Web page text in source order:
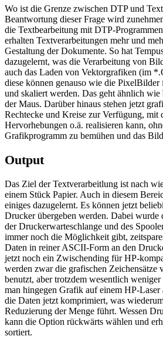
Wo ist die Grenze zwischen DTP und
Beantwortung dieser Frage wird
die Textbearbeitung mit DTP-
erhalten Textverarbeitungen mehr und
Gestaltung der Dokumente. So hat
dazugelernt, was die Verarbeitung von
auch das Laden von Vektorgrafiken (im
diese können genauso wie die PixelBilder
und skaliert werden. Das geht ähnlich
der Maus. Darüber hinaus stehen jetzt
Rechtecke und Kreise zur Verfügung, mit
Hervorhebungen o.ä. realisieren kann,
Grafikprogramm zu bemühen und das
Output
Das Ziel der Textverarbeitlung ist nach
einem Stück Papier. Auch in diesem
einiges dazugelernt. Es können jetzt
Drucker übergeben werden. Dabei wurde
der Druckerwarteschlange und des
immer noch die Möglichkeit gibt,
Daten in reiner ASCII-Form an den
jetzt noch ein Zwischending für HP-
werden zwar die grafischen Zeichensätze
benutzt, aber trotzdem wesentlich
man hingegen Grafik auf einem HP-Laser
die Daten jetzt komprimiert, was
Reduzierung der Menge führt. Wessen
kann die Option rückwärts wählen und
sortiert.